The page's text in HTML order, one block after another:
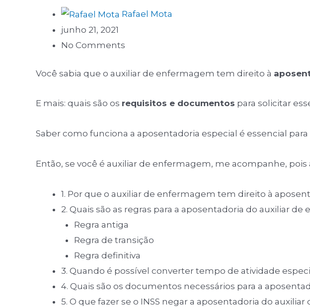
Rafael Mota
junho 21, 2021
No Comments
Você sabia que o auxiliar de enfermagem tem direito à
E mais: quais são os requisitos e documentos para solicitar
Saber como funciona a aposentadoria especial é essencial
Então, se você é auxiliar de enfermagem, me acompanhe,
1. Por que o auxiliar de enfermagem tem direito à
2. Quais são as regras para a aposentadoria do auxiliar de
Regra antiga
Regra de transição
Regra definitiva
3. Quando é possível converter tempo de atividade
4. Quais são os documentos necessários para a
5. O que fazer se o INSS negar a aposentadoria do